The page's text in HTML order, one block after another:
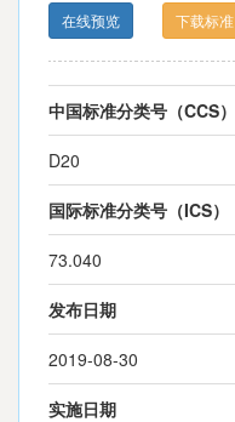
在线预览 下载标准
中国标准分类号（CCS）
D20
国际标准分类号（ICS）
73.040
发布日期
2019-08-30
实施日期